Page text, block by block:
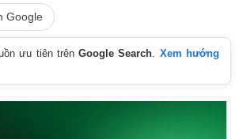
Google
ưu tiên trênGoogle Search. Xem hướng